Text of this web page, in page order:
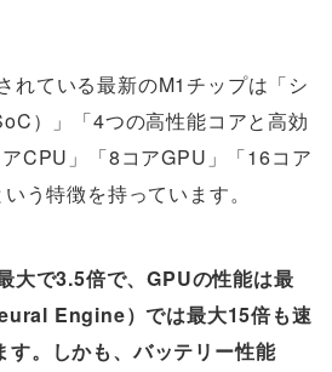
れている最新のM1チップは「シ
）」「4つの高性能コアと高効
CPU」「8コアGPU」「16コア
う特徴を持っています。
大で3.5倍で、GPUの性能は最
Engine）では最大15倍も速
す。しかも、バッテリー性能